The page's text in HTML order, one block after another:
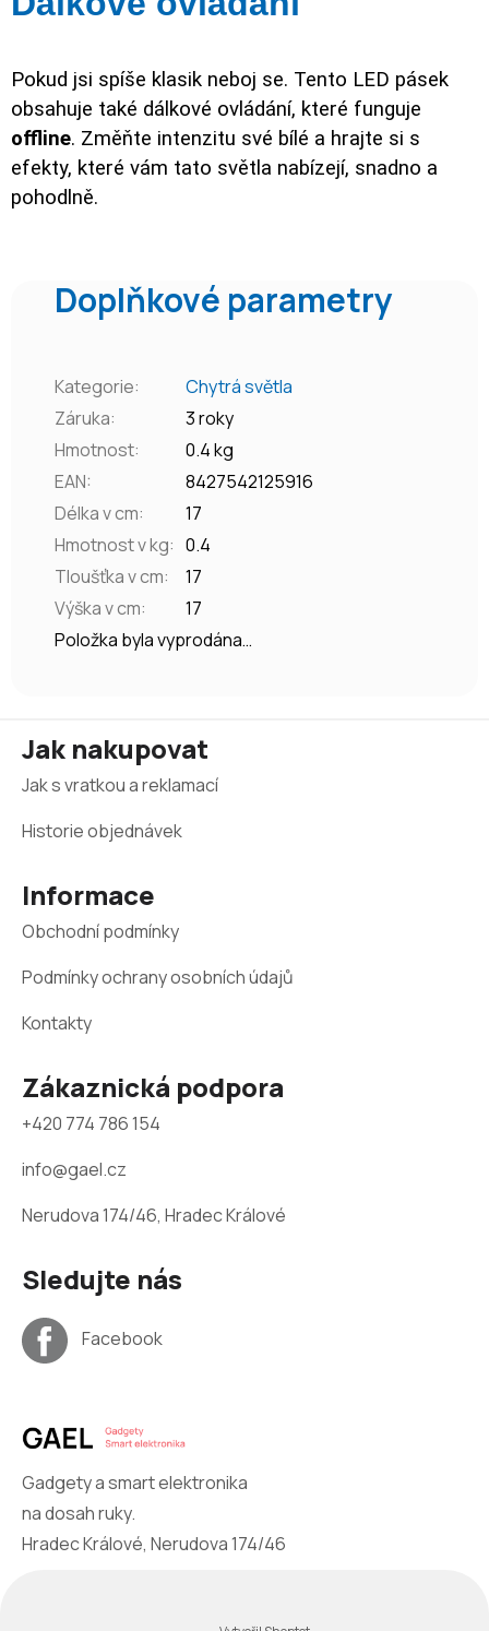
Pokud jsi spíše klasik neboj se. Tento LED pásek
obsahuje také dálkové ovládání, které funguje
offline. Změňte intenzitu své bílé a hrajte si s
efekty, které vám tato světla nabízejí, snadno a
pohodlně.
Doplňkové parametry
Kategorie:
Chytrá světla
Záruka:
3 roky
Hmotnost:
0.4 kg
EAN:
8427542125916
Délka v cm:
17
Hmotnost v kg: 0.4
Tloušťka v cm:
17
Výška v cm:
17
Položka byla vyprodána…
Jak nakupovat
Jak s vratkou a reklamací
Historie objednávek
Informace
Obchodní podmínky
Podmínky ochrany osobních údajů
Kontakty
Zákaznická podpora
+420 774 786 154
info@gael.cz
Nerudova 174/46, Hradec Králové
Sledujte nás
Facebook
Gadgety a smart elektronika
na dosah ruky.
Hradec Králové, Nerudova 174/46